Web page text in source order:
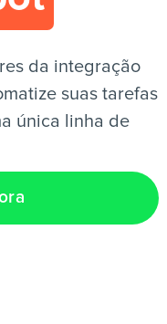
da integração
suas tarefas
única linha de